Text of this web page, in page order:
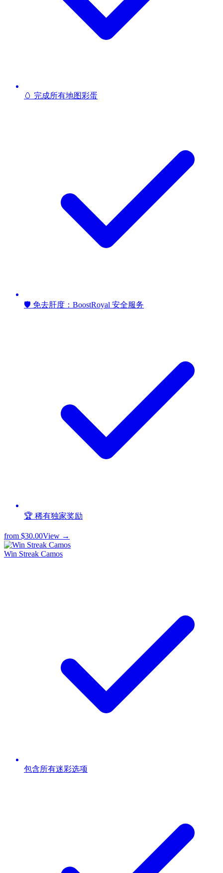
🥚 完成所有地图彩蛋
🛡️ 免去肝度：BoostRoyal 安全服务
🏆 稀有独家奖励
from $30.00View →
Win Streak Camos
包含所有迷彩选项